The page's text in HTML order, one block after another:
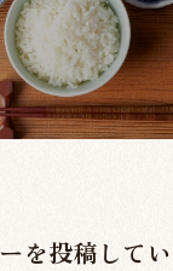
を投稿して